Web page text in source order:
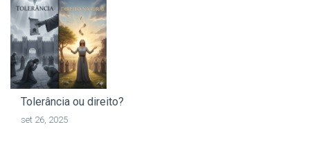
Tolerância ou direito?
set 26, 2025